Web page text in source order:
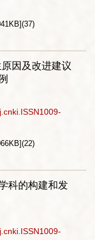
](37)
因及改进建议
](22)
科的构建和发